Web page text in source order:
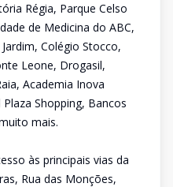
Régia, Parque Celso
de Medicina do ABC,
Colégio Stocco,
Leone, Drogasil,
Academia Inova
Plaza Shopping, Bancos
mais.
às principais vias da
Rua das Monções,